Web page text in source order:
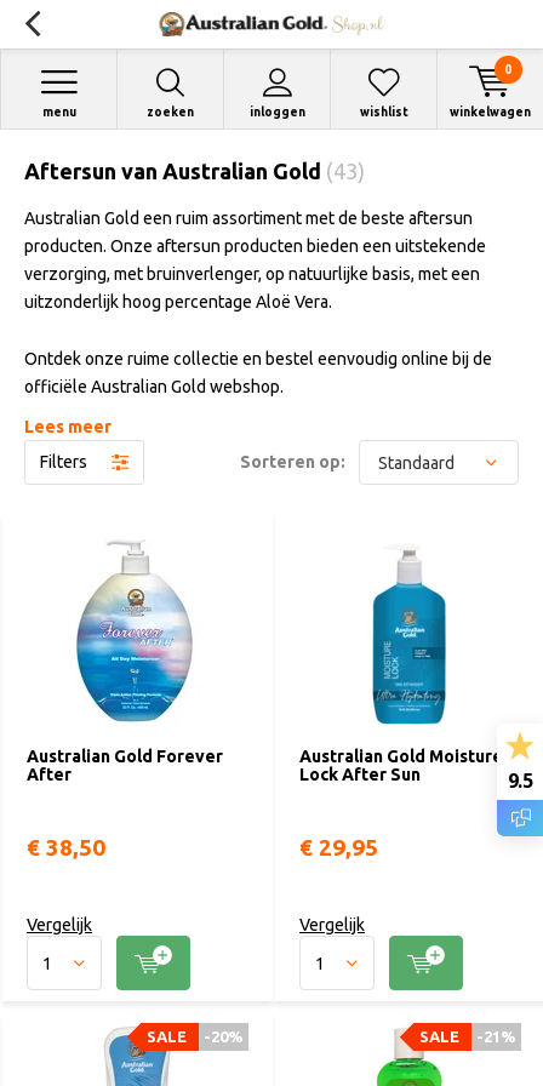
zoeken inloggen
menu wishlist winkelwagen
0
Aftersun van Australian Gold (43)
Australian Gold een ruim assortiment met de beste aftersun
producten. Onze aftersun producten bieden een uitstekende
verzorging, met bruinverlenger, op natuurlijke basis, met een
uitzonderlijk hoog percentage Aloë Vera.
Ontdek onze ruime collectie en bestel eenvoudig online bij de
officiële Australian Gold webshop.
Wat doet aftersun voor je huid?
Men vraagt zich soms af wat het nut is van aftersun. Ook na het
blootstelling aan de zon of het gebruik van een zonnebank kan je
huid uitdrogen en geïrriteerd raken. Aftersun zorgt een
verkoelende en hydraterende werking op je huid. Het kan
verlichting bieden wanneer je huid is verbrand en helpt bij het
kalmeren van een droge, rode en gevoelige huid. Daarnaast helpt
een goede aftersun om de vochtbalans van je huid op peil te
houden, vervellen tegen te gaan en om je bruine huid langer te
Werkt bruinverlengend
Biedt verlichting bij een een verbrande huid
Helpt om de vochtbalans van de huid op peil te houden
Wat is de beste aftersun van Australian Gold?
Heb je net iets te lang in de zon gelegen en merk je dat je huid
Lees meer
Filters
Sorteren op:
Australian Gold Forever
After
€ 38,50
Vergelijk
Australian Gold Moisture
Lock After Sun
€ 29,95
Vergelijk
-20%
SALE -21%
SALE
9.5